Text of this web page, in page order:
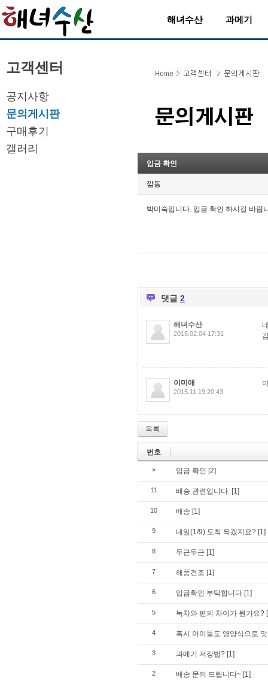
해녀수산 과메기
고객센터
공지사항
문의게시판
구매후기
갤러리
입금 확인
깜동
박미숙입니다. 입금 확인 하시길 바랍
댓글 2
해녀수산
2015.02.04 17:31
이미애
2015.11.19 20:43
목록
번호
» 입금 확인 [2]
11 배송 관련입니다. [1]
10 배송 [1]
9 내일(1/9) 도착 되겠지요? [1]
8 두근두근 [1]
7 해풍건조 [1]
6 입금확인 부탁합니다 [1]
5 녹차와 편의 차이가 뭔가요?
4 혹시 아이들도 영양식으로
3 과메기 저장법? [1]
2 배송 문의 드립니다~ [1]